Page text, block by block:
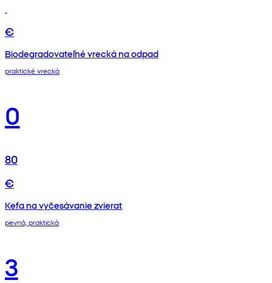
€
Biodegradovateľné vrecká na odpad
praktické vrecká
0
80
€
Kefa na vyčesávanie zvierat
pevná, praktická
3